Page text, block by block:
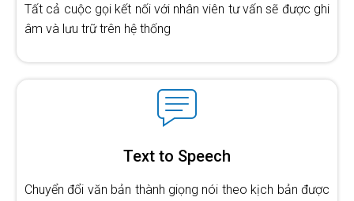
Tất cả cuộc gọi kết nối với nhân viên tư vấn sẽ được ghi
âm và lưu trữ trên hệ thống
Text to Speech
Chuyển đổi văn bản thành giọng nói theo kịch bản được